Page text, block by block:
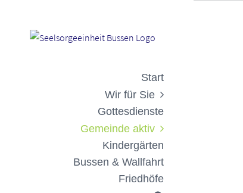
springen
Start
Wir für Sie
Gottesdienste
Gemeinde aktiv
Kindergärten
Bussen & Wallfahrt
Friedhöfe